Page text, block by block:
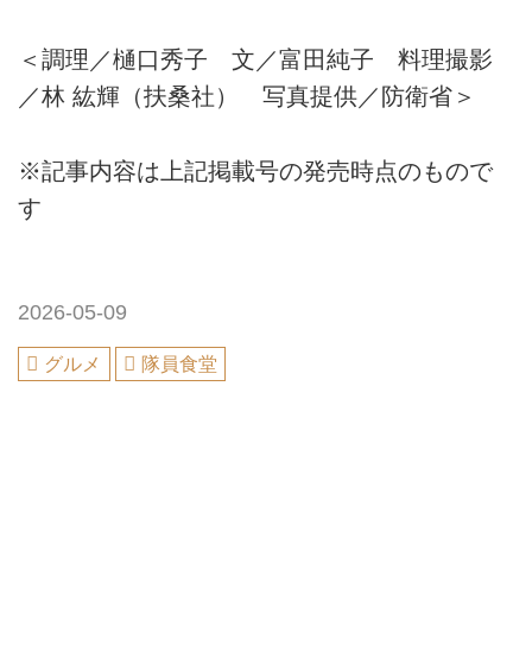
＜調理／樋口秀子 文／富田純子 料理撮影
／林 紘輝（扶桑社） 写真提供／防衛省＞
※記事内容は上記掲載号の発売時点のもので
す
2026-05-09
グルメ 隊員食堂